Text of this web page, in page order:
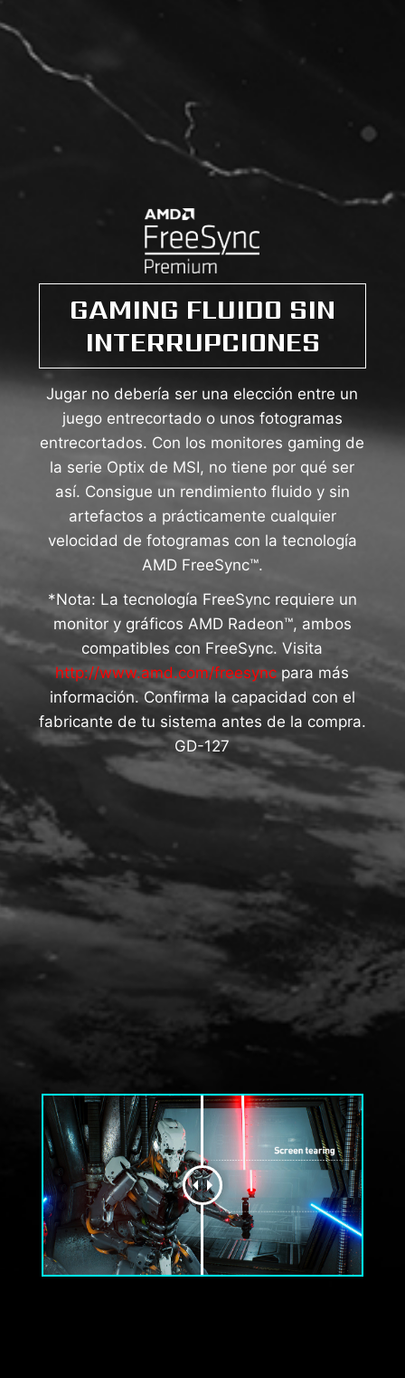
GAMING FLUIDO SIN
INTERRUPCIONES
Jugar no debería ser una elección entre un
juego entrecortado o unos fotogramas
entrecortados. Con los monitores gaming de
la serie Optix de MSI, no tiene por qué ser
así. Consigue un rendimiento fluido y sin
artefactos a prácticamente cualquier
velocidad de fotogramas con la tecnología
AMD FreeSync™.
*Nota: La tecnología FreeSync requiere un
monitor y gráficos AMD Radeon™, ambos
compatibles con FreeSync. Visita
http://www.amd.com/freesync para más
información. Confirma la capacidad con el
fabricante de tu sistema antes de la compra.
GD-127